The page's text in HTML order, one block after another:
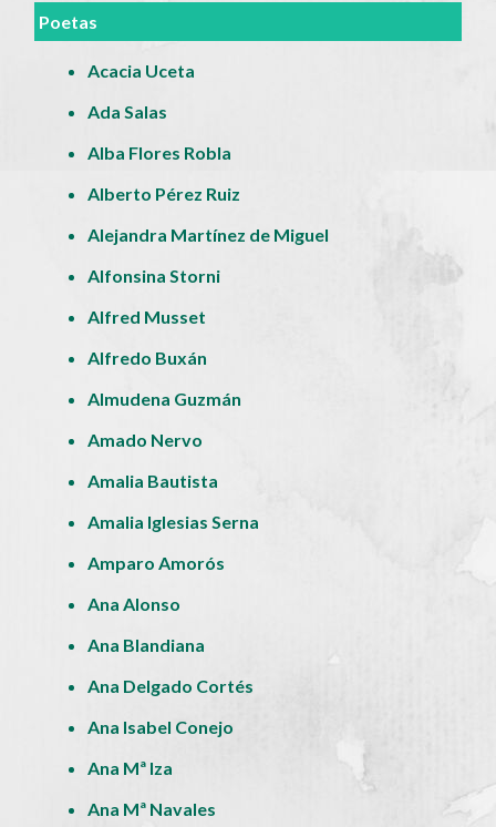
Poetas
Acacia Uceta
Ada Salas
Alba Flores Robla
Alberto Pérez Ruiz
Alejandra Martínez de Miguel
Alfonsina Storni
Alfred Musset
Alfredo Buxán
Almudena Guzmán
Amado Nervo
Amalia Bautista
Amalia Iglesias Serna
Amparo Amorós
Ana Alonso
Ana Blandiana
Ana Delgado Cortés
Ana Isabel Conejo
Ana Mª Iza
Ana Mª Navales